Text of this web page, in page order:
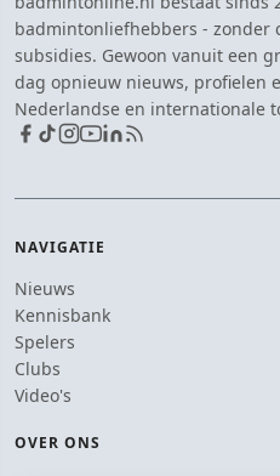
badmintonliefhebbers - zonder
subsidies. Gewoon vanuit een
dag opnieuw nieuws, profielen
Nederlandse en internationale
NAVIGATIE
Nieuws
Kennisbank
Spelers
Clubs
Video's
OVER ONS